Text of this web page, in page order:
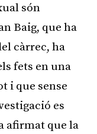
són
Baig, que ha
càrrec, ha
fets en una
i que sense
es
afirmat que la